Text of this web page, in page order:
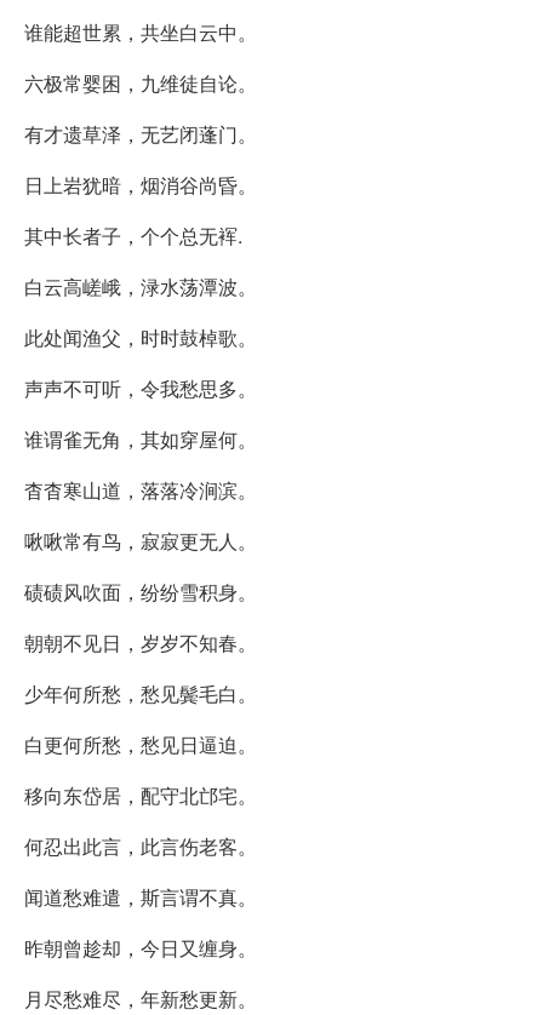
谁能超世累，共坐白云中。
六极常婴困，九维徒自论。
有才遗草泽，无艺闭蓬门。
日上岩犹暗，烟消谷尚昏。
其中长者子，个个总无裈.
白云高嵯峨，渌水荡潭波。
此处闻渔父，时时鼓棹歌。
声声不可听，令我愁思多。
谁谓雀无角，其如穿屋何。
杳杳寒山道，落落冷涧滨。
啾啾常有鸟，寂寂更无人。
碛碛风吹面，纷纷雪积身。
朝朝不见日，岁岁不知春。
少年何所愁，愁见鬓毛白。
白更何所愁，愁见日逼迫。
移向东岱居，配守北邙宅。
何忍出此言，此言伤老客。
闻道愁难遣，斯言谓不真。
昨朝曾趁却，今日又缠身。
月尽愁难尽，年新愁更新。